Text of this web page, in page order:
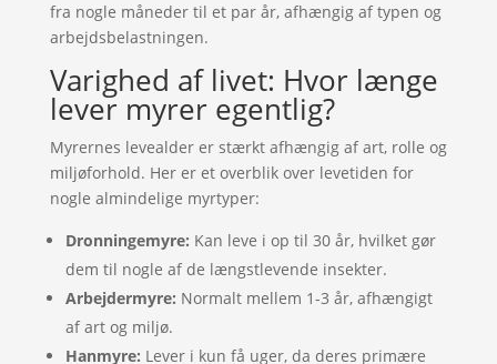
fra nogle måneder til et par år, afhængig af typen og
arbejdsbelastningen.
Varighed af livet: Hvor længe
lever myrer egentlig?
Myrernes levealder er stærkt afhængig af art, rolle og
miljøforhold. Her er et overblik over levetiden for
nogle almindelige myrtyper:
Dronningemyre: Kan leve i op til 30 år, hvilket gør
dem til nogle af de længstlevende insekter.
Arbejdermyre: Normalt mellem 1-3 år, afhængigt
af art og miljø.
Hanmyre: Lever i kun få uger, da deres primære